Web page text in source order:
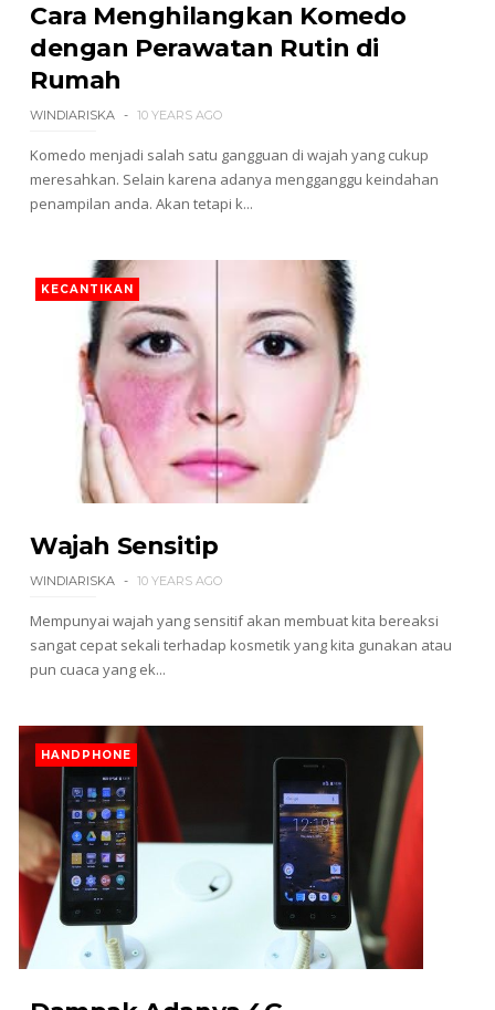
Cara Menghilangkan Komedo
dengan Perawatan Rutin di
Rumah
WINDIARISKA 10 YEARS AGO
Komedo menjadi salah satu gangguan di wajah yang cukup
meresahkan. Selain karena adanya mengganggu keindahan
penampilan anda. Akan tetapi k...
KECANTIKAN
Wajah Sensitip
WINDIARISKA 10 YEARS AGO
Mempunyai wajah yang sensitif akan membuat kita bereaksi
sangat cepat sekali terhadap kosmetik yang kita gunakan atau
pun cuaca yang ek...
HANDPHONE